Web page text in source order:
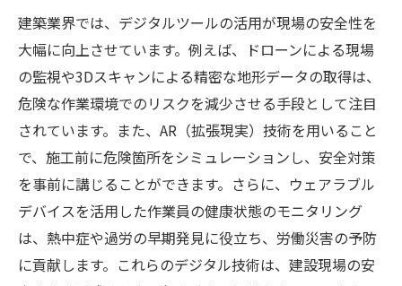
建築業界では、デジタルツールの活用が現場の安全性を
大幅に向上させています。例えば、ドローンによる現場
の監視や3Dスキャンによる精密な地形データの取得は、
危険な作業環境でのリスクを減少させる手段として注目
されています。また、AR（拡張現実）技術を用いること
で、施工前に危険箇所をシミュレーションし、安全対策
を事前に講じることができます。さらに、ウェアラブル
デバイスを活用した作業員の健康状態のモニタリング
は、熱中症や過労の早期発見に役立ち、労働災害の予防
に貢献します。これらのデジタル技術は、建設現場の安